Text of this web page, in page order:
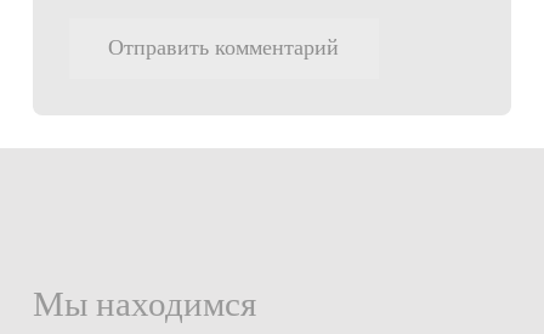
Отправить комментарий
Мы находимся